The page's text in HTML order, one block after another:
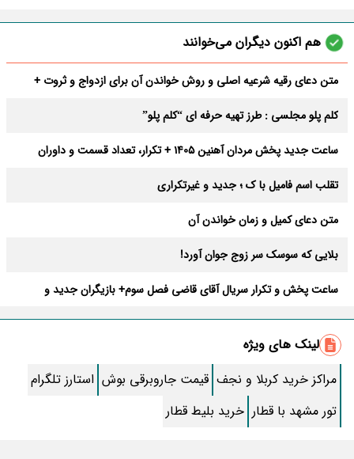
هم اکنون دیگران می‌خوانند
متن دعای رقیه شرعیه اصلی و روش خواندن آن برای ازدواج و ثروت +
کلم پلو مجلسی : طرز تهیه حرفه ای “کلم پلو”
ساعت جدید پخش مردان آهنین 1405 + تکرار، تعداد قسمت و داوران
تقلب اسم فامیل با ک ؛ جدید و غیرتکراری
متن دعای کمیل و زمان خواندن آن
بلایی که سوسک سر زوج جوان آورد!
ساعت پخش و تکرار سریال آقای قاضی فصل سوم+ بازیگران جدید و
طرز تهیه سالاد ماکارونی خانگی خوشمزه و لذیذ + آموزش تصویری
طرز تهیه پاستا با سس آلفردو و مرغ فوری + آموزش تصویری پنه
جواب کامل اسم فامیل با “س”
ماه قرمز نشانه آخر دنیا در آسمان ظاهر شد !
لینک های ویژه
مراکز خرید کربلا و نجف قیمت جاروبرقی بوش استارز تلگرام
تور مشهد با قطار خرید بلیط قطار